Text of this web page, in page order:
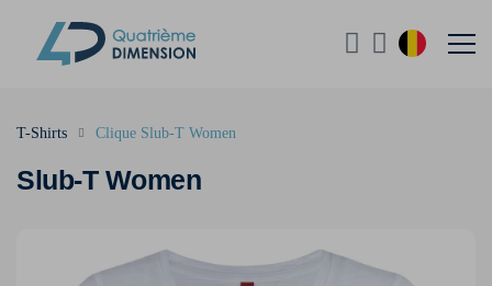
Slub-T Women
T-Shirts Clique Slub-T Women